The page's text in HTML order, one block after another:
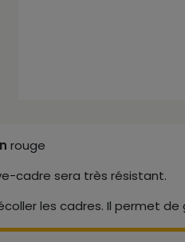
rouge
cadre sera très résistant.
les cadres. Il permet